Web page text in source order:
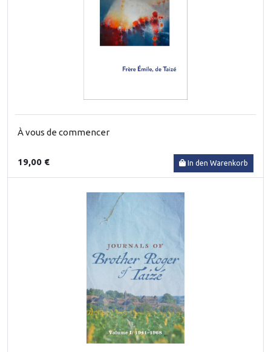
À vous de commencer
19,00 € In den Warenkorb